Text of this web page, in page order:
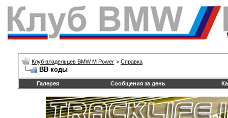
Клуб владельцев BMW M Power > Справка
BB коды
Галерея Сообщения за день